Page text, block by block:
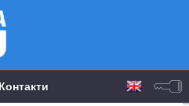
Контакти